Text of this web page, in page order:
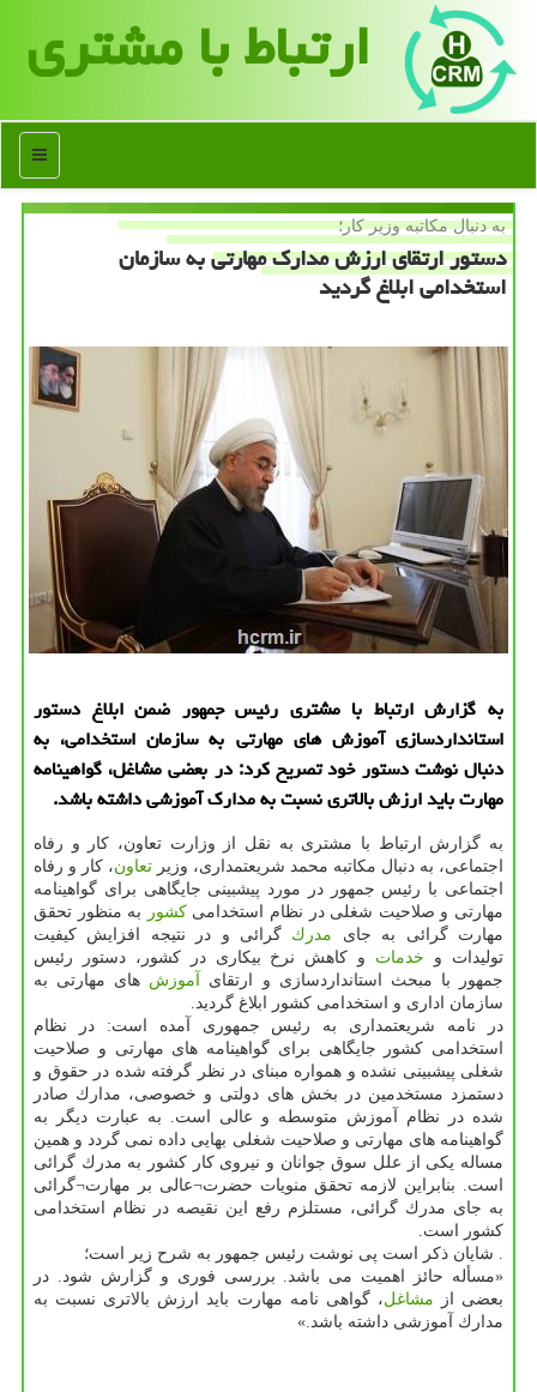
ارتباط با مشتری
منو
به دنبال مكاتبه وزیر كار؛
دستور ارتقای ارزش مدارك مهارتی به سازمان
استخدامی ابلاغ گردید
به گزارش ارتباط با مشتری رئیس جمهور ضمن ابلاغ دستور
استانداردسازی آموزش های مهارتی به سازمان استخدامی، به
دنبال نوشت دستور خود تصریح كرد: در بعضی مشاغل، گواهینامه
مهارت باید ارزش بالاتری نسبت به مدارك آموزشی داشته باشد.
به گزارش ارتباط با مشتری به نقل از وزارت تعاون، كار و رفاه
اجتماعی، به دنبال مكاتبه محمد شریعتمداری، وزیر تعاون، كار و رفاه
اجتماعی با رئیس جمهور در مورد پیشبینی جایگاهی برای گواهینامه
مهارتی و صلاحیت شغلی در نظام استخدامیكشور
به منظور تحقق
مهارت گرائی به جای مدرك گرائی و در نتیجه افزایش كیفیت
تولیدات و خدمات و كاهش نرخ بیكاری در كشور، دستور رئیس
جمهور با مبحث استانداردسازی و ارتقای
آموزش های مهارتی به
سازمان اداری و استخدامی كشور ابلاغ گردید.
در نامه شریعتمداری به رئیس جمهوری آمده است: در نظام
استخدامی كشور جایگاهی برای گواهینامه های مهارتی و صلاحیت
شغلی پیشبینی نشده و همواره مبنای در نظر گرفته شده در حقوق و
دستمزد مستخدمین در بخش های دولتی و خصوصی، مدارك صادر
شده در نظام آموزش متوسطه و عالی است. به عبارت دیگر به
گواهینامه های مهارتی و صلاحیت شغلی بهایی داده نمی گردد و همین
مساله یكی از علل سوق جوانان و نیروی كار كشور به مدرك گرائی
است. بنابراین لازمه تحقق منویات حضرت¬عالی بر مهارت¬گرائی
به جای مدرك گرائی، مستلزم رفع این نقیصه در نظام استخدامی
كشور است.
. شایان ذكر است پی نوشت رئیس جمهور به شرح زیر است؛
«مسأله حائز اهمیت می باشد. بررسی فوری و گزارش شود. در
بعضی از مشاغل، گواهی نامه مهارت باید ارزش بالاتری نسبت به
مدارك آموزشی داشته باشد.»